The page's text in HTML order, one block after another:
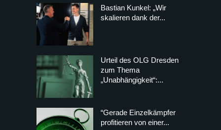
Bastian Kunkel: „Wir
skalieren dank der...
Urteil des OLG Dresden
zum Thema
„Unabhängigkeit“:...
“Gerade Einzelkämpfer
profitieren von einer...